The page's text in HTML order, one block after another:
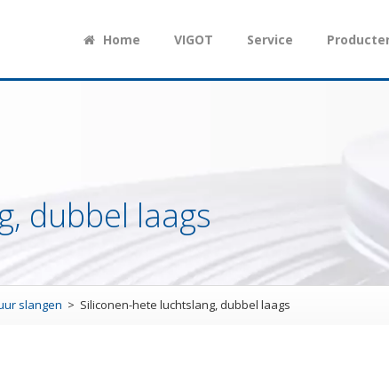
Home VIGOT Service
dubbel laags
slangen Siliconen-hete luchtslang, dubbel laags